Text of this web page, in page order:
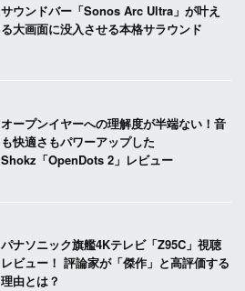
サウンドバー「Sonos Arc Ultra」が叶え
る大画面に没入させる本格サラウンド
オープンイヤーへの理解度が半端ない！音
も快適さもパワーアップした
Shokz「OpenDots 2」レビュー
パナソニック旗艦4Kテレビ「Z95C」視聴
レビュー！ 評論家が「傑作」と高評価する
理由とは？